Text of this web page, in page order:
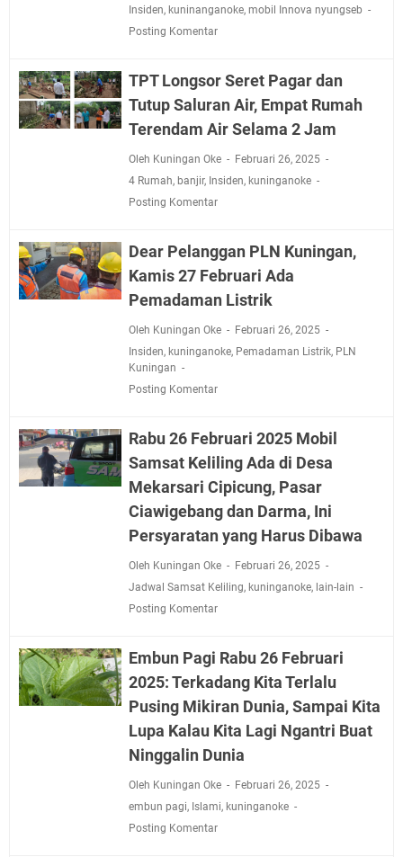
Insiden, kuninanganoke, mobil Innova nyungseb
Posting Komentar
TPT Longsor Seret Pagar dan
Tutup Saluran Air, Empat Rumah
Terendam Air Selama 2 Jam
Oleh Kuningan Oke
Februari 26, 2025
4 Rumah, banjir, Insiden, kuninganoke
Posting Komentar
Dear Pelanggan PLN Kuningan,
Kamis 27 Februari Ada
Pemadaman Listrik
Oleh Kuningan Oke
Februari 26, 2025
Insiden, kuninganoke, Pemadaman Listrik, PLN
Kuningan
Posting Komentar
Rabu 26 Februari 2025 Mobil
Samsat Keliling Ada di Desa
Mekarsari Cipicung, Pasar
Ciawigebang dan Darma, Ini
Persyaratan yang Harus Dibawa
Oleh Kuningan Oke
Februari 26, 2025
Jadwal Samsat Keliling, kuninganoke, lain-lain
Posting Komentar
Embun Pagi Rabu 26 Februari
2025: Terkadang Kita Terlalu
Pusing Mikiran Dunia, Sampai Kita
Lupa Kalau Kita Lagi Ngantri Buat
Ninggalin Dunia
Oleh Kuningan Oke
Februari 26, 2025
embun pagi, Islami, kuninganoke
Posting Komentar